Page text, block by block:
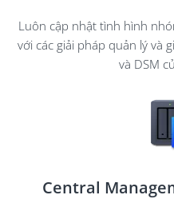
Luôn cập nhật tình hình
với các giải pháp quản lý và
và DSM
Central